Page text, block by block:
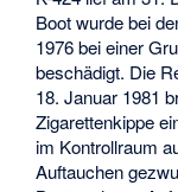
Boot wurde bei
1976 bei einer
beschädigt. Die
18. Januar 1981
Zigarettenkippe
im Kontrollraum
Auftauchen